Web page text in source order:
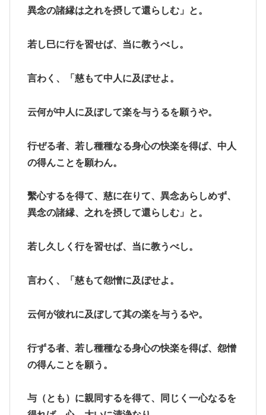
異念の諸縁は之れを摂して還らしむ」と。
若し巳に行を習せば、当に教うべし。
言わく、「慈もて中人に及ぼせよ。
云何が中人に及ぼして楽を与うるを願うや。
行ぜる者、若し種種なる身心の快楽を得ば、中人
の得んことを願わん。
繫心するを得て、慈に在りて、異念あらしめず、
異念の諸縁、之れを摂して還らしむ」と。
若し久しく行を習せば、当に教うべし。
言わく、「慈もて怨憎に及ぼせよ。
云何が彼れに及ぼして其の楽を与うるや。
行ずる者、若し種種なる身心の快楽を得ば、怨憎
の得んことを願う。
与（とも）に親同するを得て、同じく一心なるを